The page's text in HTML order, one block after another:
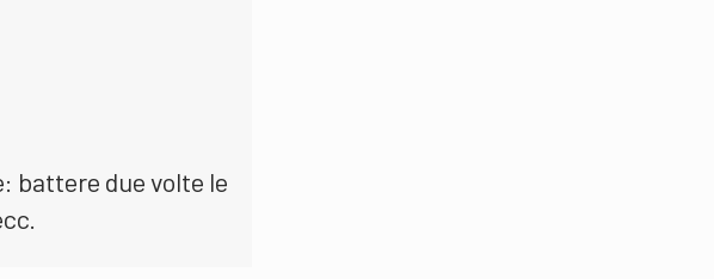
battere due volte le